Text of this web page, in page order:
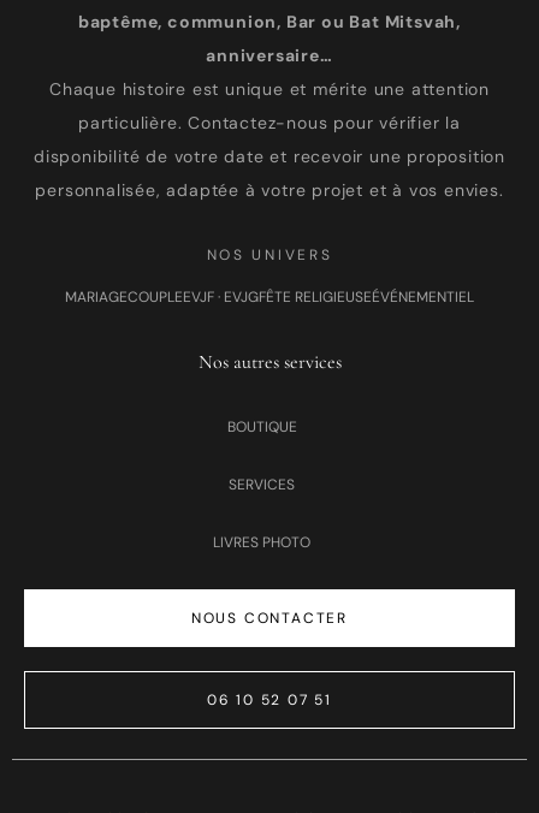
baptême, communion, Bar ou Bat Mitsvah,
anniversaire…
Chaque histoire est unique et mérite une attention
particulière. Contactez-nous pour vérifier la
disponibilité de votre date et recevoir une proposition
personnalisée, adaptée à votre projet et à vos envies.
NOS UNIVERS
MARIAGECOUPLEEVJF · EVJGFÊTE RELIGIEUSEÉVÉNEMENTIEL
Nos autres services
BOUTIQUE
SERVICES
LIVRES PHOTO
NOUS CONTACTER
06 10 52 07 51